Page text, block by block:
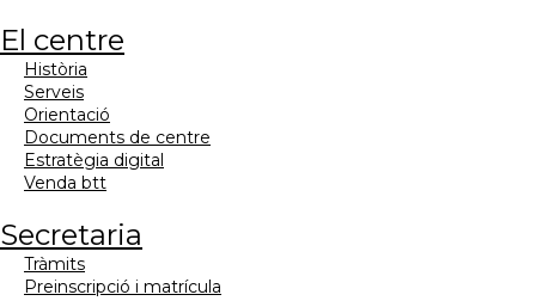
el centre
història
serveis
orientació
documents de centre
estratègia digital
venda btt
secretaria
tràmits
preinscripció i matrícula